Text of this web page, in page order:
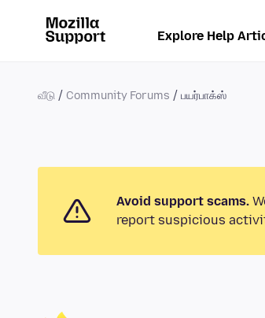
Explore Help
வீடு Community Forums பயர்பாக்ஸ்
Avoid support scams.
report suspicious